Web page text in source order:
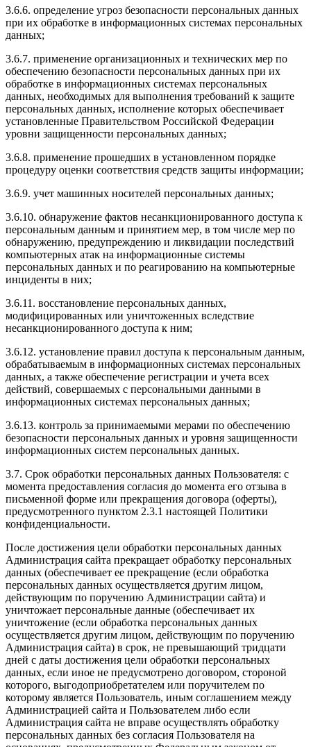
3.6.6. определение угроз безопасности персональных данных
при их обработке в информационных системах персональных
данных;
3.6.7. применение организационных и технических мер по
обеспечению безопасности персональных данных при их
обработке в информационных системах персональных
данных, необходимых для выполнения требований к защите
персональных данных, исполнение которых обеспечивает
установленные Правительством Российской Федерации
уровни защищенности персональных данных;
3.6.8. применение прошедших в установленном порядке
процедуру оценки соответствия средств защиты информации;
3.6.9. учет машинных носителей персональных данных;
3.6.10. обнаружение фактов несанкционированного доступа к
персональным данным и принятием мер, в том числе мер по
обнаружению, предупреждению и ликвидации последствий
компьютерных атак на информационные системы
персональных данных и по реагированию на компьютерные
инциденты в них;
3.6.11. восстановление персональных данных,
модифицированных или уничтоженных вследствие
несанкционированного доступа к ним;
3.6.12. установление правил доступа к персональным данным,
обрабатываемым в информационных системах персональных
данных, а также обеспечение регистрации и учета всех
действий, совершаемых с персональными данными в
информационных системах персональных данных;
3.6.13. контроль за принимаемыми мерами по обеспечению
безопасности персональных данных и уровня защищенности
информационных систем персональных данных.
3.7. Срок обработки персональных данных Пользователя: с
момента предоставления согласия до момента его отзыва в
письменной форме или прекращения договора (оферты),
предусмотренного пунктом 2.3.1 настоящей Политики
конфиденциальности.
После достижения цели обработки персональных данных
Администрация сайта прекращает обработку персональных
данных (обеспечивает ее прекращение (если обработка
персональных данных осуществляется другим лицом,
действующим по поручению Администрации сайта) и
уничтожает персональные данные (обеспечивает их
уничтожение (если обработка персональных данных
осуществляется другим лицом, действующим по поручению
Администрация сайта) в срок, не превышающий тридцати
дней с даты достижения цели обработки персональных
данных, если иное не предусмотрено договором, стороной
которого, выгодоприобретателем или поручителем по
которому является Пользователь, иным соглашением между
Администрацией сайта и Пользователем либо если
Администрация сайта не вправе осуществлять обработку
персональных данных без согласия Пользователя на